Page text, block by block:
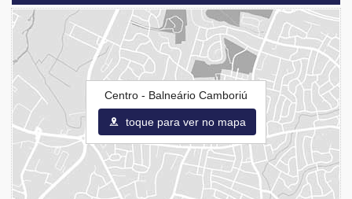
Centro - Balneário Camboriú
toque para ver no mapa